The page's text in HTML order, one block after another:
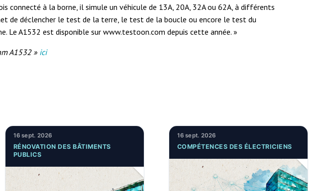
connecté à la borne, il simule un véhicule de 13A, 20A, 32A ou 62A, à différents
de déclencher le test de la terre, le test de la boucle ou encore le test du
Le A1532 est disponible sur www.testoon.com depuis cette année. »
A1532 » ici
16 sept. 2026
RÉNOVATION DES BÂTIMENTS
PUBLICS
16 sept. 2026
COMPÉTENCES DES ÉLECTRICIENS